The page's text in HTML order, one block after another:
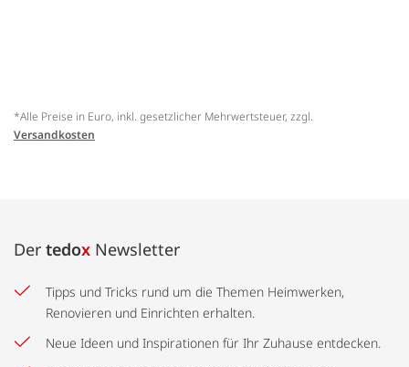
*Alle Preise in Euro, inkl. gesetzlicher Mehrwertsteuer, zzgl.
Versandkosten
Der tedox Newsletter
Tipps und Tricks rund um die Themen Heimwerken,
Renovieren und Einrichten erhalten.
Neue Ideen und Inspirationen für Ihr Zuhause entdecken.